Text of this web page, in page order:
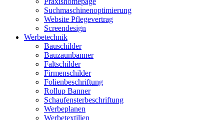
Suchmaschinenoptimierung
Website Pflegevertrag
Screendesign
Werbetechnik
Bauschilder
Bauzaunbanner
Faltschilder
Firmenschilder
Folienbeschriftung
Rollup Banner
Schaufensterbeschriftung
Werbeplanen
Werbetextilien